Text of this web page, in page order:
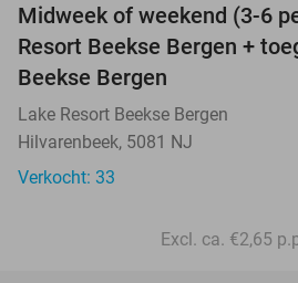
Midweek of weekend (3-6
Resort Beekse Bergen +
Beekse Bergen
Lake Resort Beekse Bergen
Hilvarenbeek, 5081 NJ
Verkocht: 33
Excl. ca. €2,65